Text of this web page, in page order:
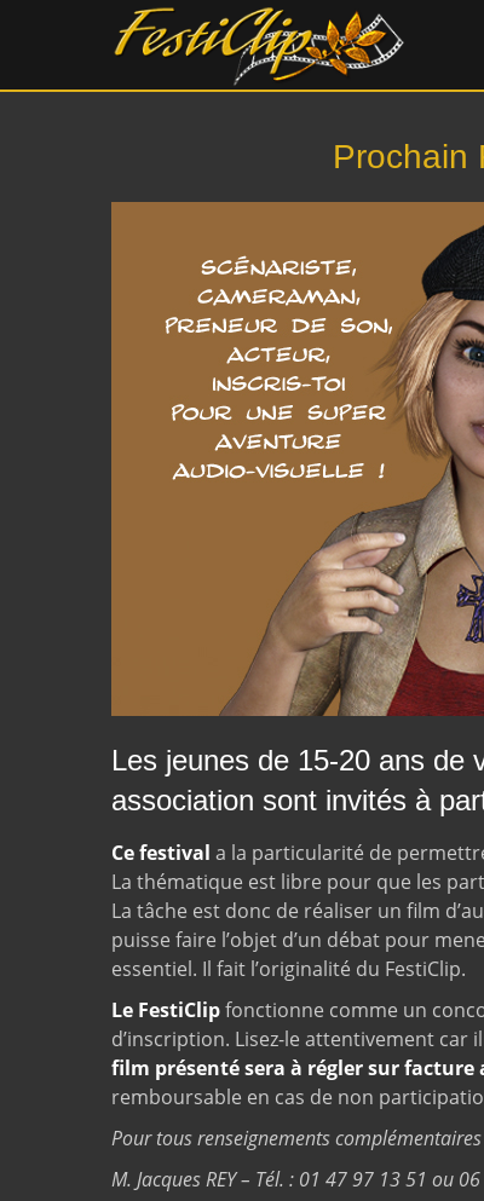
Prochain
Les jeunes de 15-20 ans de
association sont invi­tés à
Ce festival a la particularité de
La thématique est libre pour que les
La tâche est donc de réaliser un film
puisse faire l’objet d’un débat pour
essentiel. Il fait l’originalité du FestiClip.
Le FestiClipfonctionne comme un
d’inscription. Lisez-le attentivement car
film présenté sera à régler sur
remboursable en cas de non
Pour tous renseignements
M. Jacques REY – Tél. : 01 47 97 13 51 ou